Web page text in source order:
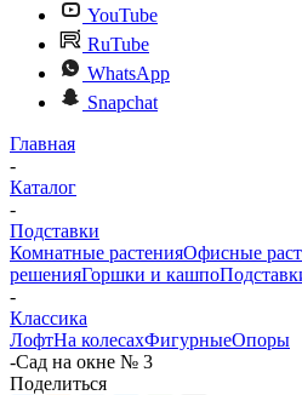
YouTube
RuTube
WhatsApp
Snapchat
Главная
-
Каталог
-
Подставки
Комнатные растенияОфисные
решенияГоршки и кашпо
-
Классика
ЛофтНа колесахФигурныеОпоры
-Сад на окне № 3
Поделиться